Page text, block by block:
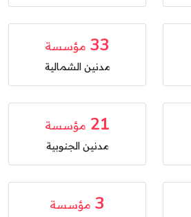
33 مؤسسة
مدنين الشمالية
21 مؤسسة
مدنين الجنوبية
3 مؤسسة